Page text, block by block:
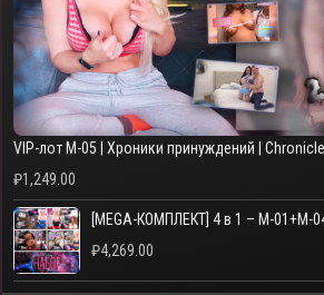
VIP-лот M-05 | Хроники принуждений |
₽1,249.00
[MEGA-КОМПЛЕКТ] 4 в 1 – M-01+M-
₽4,269.00